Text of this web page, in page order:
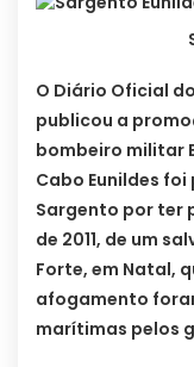
O Diário Oficial
publicou a
bombeiro militar
Cabo Eunildes
Sargento por ter
de 2011, de um
Forte, em Natal,
afogamento
marítimas pelos